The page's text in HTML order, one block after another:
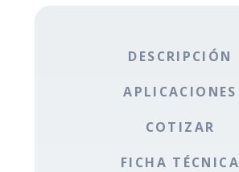
DESCRIPCIÓN
APLICACIONES
COTIZAR
FICHA TÉCNICA